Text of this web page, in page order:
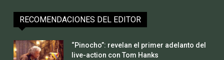
RECOMENDACIONES DEL EDITOR
“Pinocho”: revelan el primer adelanto del
live-action con Tom Hanks